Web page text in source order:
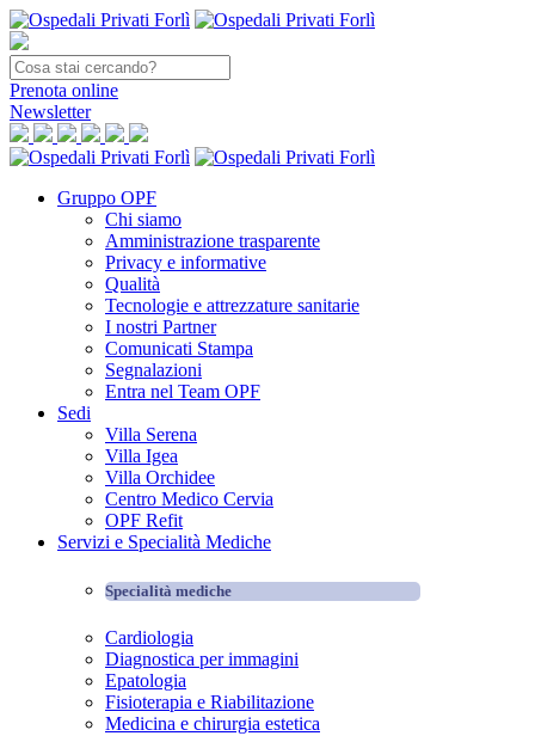
Prenota online
Newsletter
Gruppo OPF
Chi siamo
Amministrazione trasparente
Privacy e informative
Qualità
Tecnologie e attrezzature sanitarie
I nostri Partner
Comunicati Stampa
Segnalazioni
Entra nel Team OPF
Sedi
Villa Serena
Villa Igea
Villa Orchidee
Centro Medico Cervia
OPF Refit
Servizi e Specialità Mediche
Specialità mediche
Cardiologia
Diagnostica per immagini
Epatologia
Fisioterapia e Riabilitazione
Medicina e chirurgia estetica